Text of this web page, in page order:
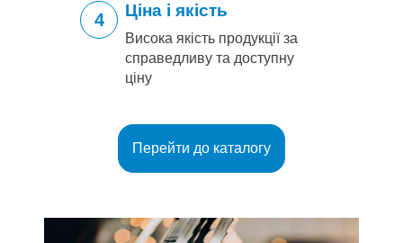
4 Ціна і якість
Висока якість продукції за
справедливу та доступну
ціну
Перейти до каталогу